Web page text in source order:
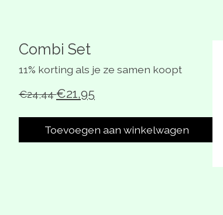
Combi Set
11% korting als je ze samen koopt
€24,44€21,95
Toevoegen aan winkelwagen